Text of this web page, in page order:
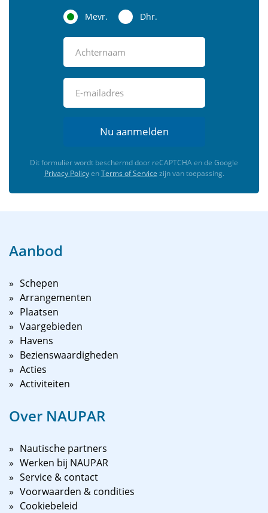
Mevr. Dhr.
Nu aanmelden
Dit formulier wordt beschermd door reCAPTCHA en de Google
Privacy PolicyenTerms of Service zijn van toepassing.
Aanbod
Schepen
Arrangementen
Plaatsen
Vaargebieden
Havens
Bezienswaardigheden
Acties
Activiteiten
Over NAUPAR
Nautische partners
Werken bij NAUPAR
Service & contact
Voorwaarden & condities
Cookiebeleid